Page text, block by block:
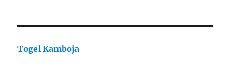
Togel Kamboja